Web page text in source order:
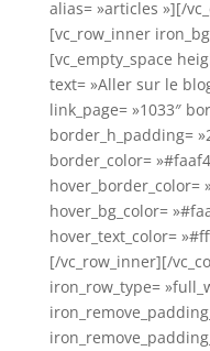
alias= »articles »][/
[vc_row_inner
[vc_empty_space
text= »Aller sur le
link_page= »1033″
border_h_padding=
border_color=
hover_border_color=
hover_bg_color=
hover_text_color=
[/vc_row_inner][/
iron_row_type=